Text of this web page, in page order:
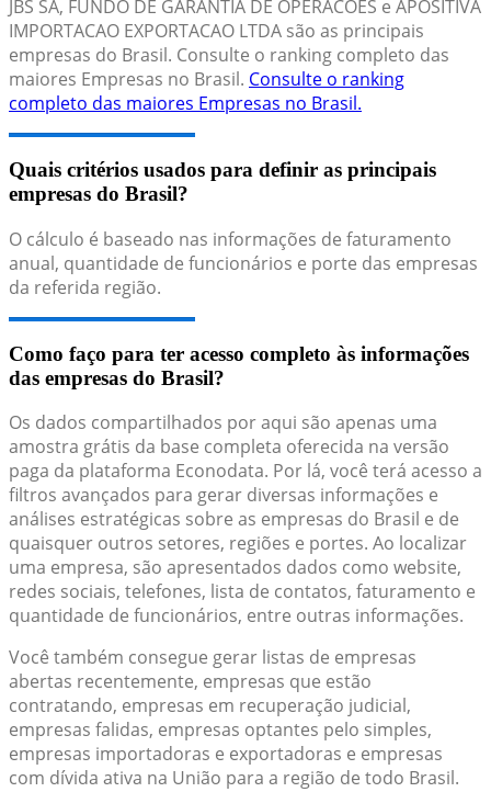
JBS SA, FUNDO DE GARANTIA DE OPERACOES e APOSITIVA
IMPORTACAO EXPORTACAO LTDA são as principais
empresas do Brasil. Consulte o ranking completo das
maiores Empresas no Brasil. Consulte o ranking
completo das maiores Empresas no Brasil.
Quais critérios usados para definir as principais
empresas do Brasil?
O cálculo é baseado nas informações de faturamento
anual, quantidade de funcionários e porte das empresas
da referida região.
Como faço para ter acesso completo às informações
das empresas do Brasil?
Os dados compartilhados por aqui são apenas uma
amostra grátis da base completa oferecida na versão
paga da plataforma Econodata. Por lá, você terá acesso a
filtros avançados para gerar diversas informações e
análises estratégicas sobre as empresas do Brasil e de
quaisquer outros setores, regiões e portes. Ao localizar
uma empresa, são apresentados dados como website,
redes sociais, telefones, lista de contatos, faturamento e
quantidade de funcionários, entre outras informações.
Você também consegue gerar listas de empresas
abertas recentemente, empresas que estão
contratando, empresas em recuperação judicial,
empresas falidas, empresas optantes pelo simples,
empresas importadoras e exportadoras e empresas
com dívida ativa na União para a região de todo Brasil.